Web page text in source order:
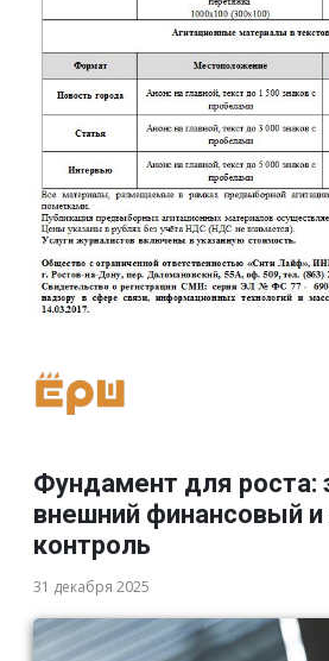
Фундамент для роста:
внешний финансовый
контроль
31 декабря 2025